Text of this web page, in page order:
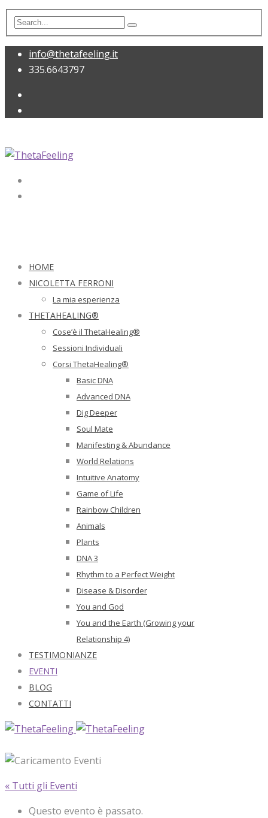
info@thetafeeling.it
335.6643797
HOME
NICOLETTA FERRONI
La mia esperienza
THETAHEALING®
Cose’è il ThetaHealing®
Sessioni Individuali
Corsi ThetaHealing®
Basic DNA
Advanced DNA
Dig Deeper
Soul Mate
Manifesting & Abundance
World Relations
Intuitive Anatomy
Game of Life
Rainbow Children
Animals
Plants
DNA 3
Rhythm to a Perfect Weight
Disease & Disorder
You and God
You and the Earth (Growing your
Relationship 4)
TESTIMONIANZE
EVENTI
BLOG
CONTATTI
« Tutti gli Eventi
Questo evento è passato.